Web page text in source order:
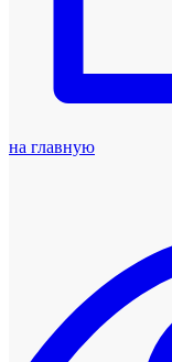
на главную